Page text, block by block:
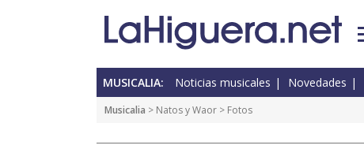
MUSICALIA: Noticias musicales Novedades
Musicalia > Natos y Waor > Fotos